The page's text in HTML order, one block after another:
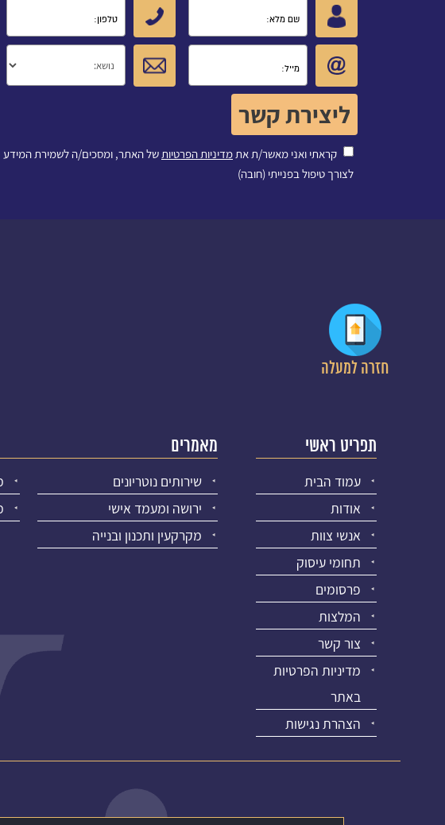
קראתי ואני מאשר/ת את מדיניות הפרטיות של האתר, ומסכים/ה לשמירת המידע
לצורך טיפול בפנייתי (חובה)
חזרה למעלה
תפריט ראשי
עמוד הבית
אודות
אנשי צוות
תחומי עיסוק
פרסומים
המלצות
צור קשר
מדיניות הפרטיות
באתר
הצהרת נגישות
מאמרים
שירותים נוטריונים
ירושה ומעמד אישי
מקרקעין ותכנון ובנייה